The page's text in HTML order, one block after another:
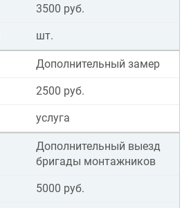
3500 руб.
шт.
Дополнительный замер
2500 руб.
услуга
Дополнительный выезд
бригады монтажников
5000 руб.